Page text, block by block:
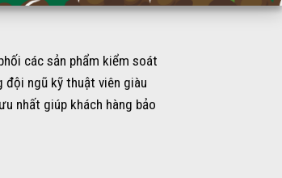
các sản phẩm kiểm soát
đội ngũ kỹ thuật viên giàu
nhất giúp khách hàng bảo